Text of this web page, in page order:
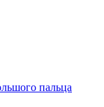
пальца